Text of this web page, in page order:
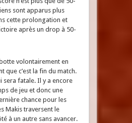
sont apparus plus
cette prolongation et
après un drop à 50-
volontairement en
que c’est la fin du match.
sera fatale. Il y a encore
de jeu et donc une
chance pour les
Makis traversent le
à un autre sans avancer.